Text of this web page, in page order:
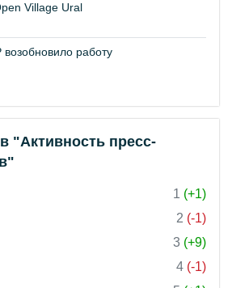
Village Ural
работу
"Активность пресс-
1 (+1)
2 (-1)
3 (+9)
4 (-1)